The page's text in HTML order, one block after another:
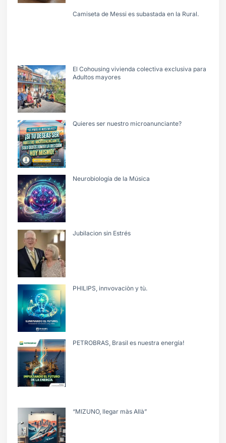
Camiseta de Messi es subastada en la Rural.
El Cohousing vivienda colectiva exclusiva para
Adultos mayores
Quieres ser nuestro microanunciante?
Neurobiología de la Música
Jubilacion sin Estrés
PHILIPS, innvovaciòn y tù.
PETROBRAS, Brasil es nuestra energía!
“MIZUNO, llegar màs Allà”